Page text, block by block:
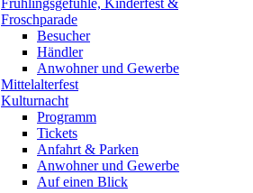
Frühlingsgefühle, Kinderfest &
Froschparade
Besucher
Händler
Anwohner und Gewerbe
Mittelalterfest
Kulturnacht
Programm
Tickets
Anfahrt & Parken
Anwohner und Gewerbe
Auf einen Blick